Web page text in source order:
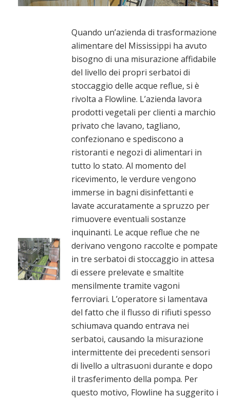
Quando un’azienda di trasformazione
alimentare del Mississippi ha avuto
bisogno di una misurazione affidabile
del livello dei propri serbatoi di
stoccaggio delle acque reflue, si è
rivolta a Flowline. L’azienda lavora
prodotti vegetali per clienti a marchio
privato che lavano, tagliano,
confezionano e spediscono a
ristoranti e negozi di alimentari in
tutto lo stato. Al momento del
ricevimento, le verdure vengono
immerse in bagni disinfettanti e
lavate accuratamente a spruzzo per
rimuovere eventuali sostanze
inquinanti. Le acque reflue che ne
derivano vengono raccolte e pompate
in tre serbatoi di stoccaggio in attesa
di essere prelevate e smaltite
mensilmente tramite vagoni
ferroviari. L’operatore si lamentava
del fatto che il flusso di rifiuti spesso
schiumava quando entrava nei
serbatoi, causando la misurazione
intermittente dei precedenti sensori
di livello a ultrasuoni durante e dopo
il trasferimento della pompa. Per
questo motivo, Flowline ha suggerito i